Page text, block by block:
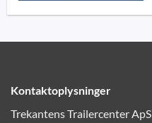
Kontaktoplysninger
Trekantens Trailercenter ApS